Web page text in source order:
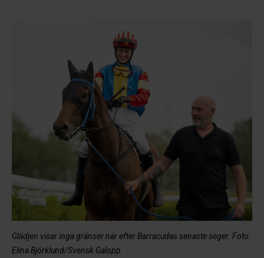
Glädjen visar inga gränser när efter Barracudas senaste seger. Foto:
Elina Björklund/Svensk Galopp